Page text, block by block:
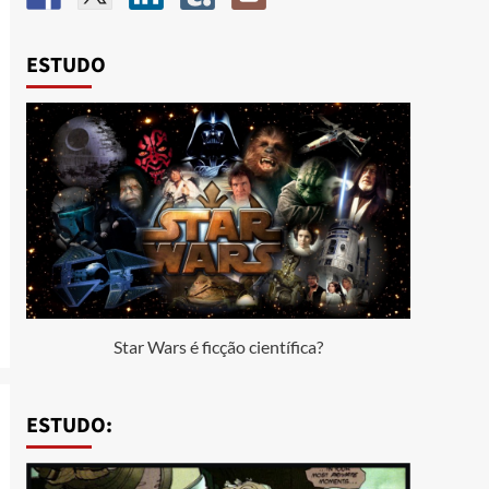
ESTUDO
Star Wars é ficção científica?
ESTUDO: